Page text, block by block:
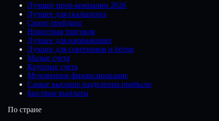
Лучшие проп-компании 2026
Лучшее для скальпинга
Свинг-трейдинг
Новостная торговля
Лучшее для начинающих
Лучшее для советников и ботов
Малые счета
Крупные счета
Мгновенное финансирование
Самые высокие разделения прибыли
Быстрые выплаты
По стране